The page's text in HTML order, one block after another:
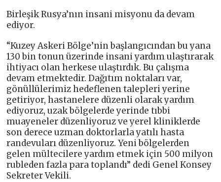
Birleşik Rusya’nın insani misyonu da devam
ediyor.
“Kuzey Askeri Bölge’nin başlangıcından bu yana
130 bin tonun üzerinde insani yardım ulaştırarak
ihtiyacı olan herkese ulaştırdık. Bu çalışma
devam etmektedir. Dağıtım noktaları var,
gönüllülerimiz hedeflenen talepleri yerine
getiriyor, hastanelere düzenli olarak yardım
ediyoruz, uzak bölgelerde yerinde tıbbi
muayeneler düzenliyoruz ve yerel kliniklerde
son derece uzman doktorlarla yatılı hasta
randevuları düzenliyoruz. Yeni bölgelerden
gelen mültecilere yardım etmek için 500 milyon
rubleden fazla para toplandı” dedi Genel Konsey
Sekreter Vekili.